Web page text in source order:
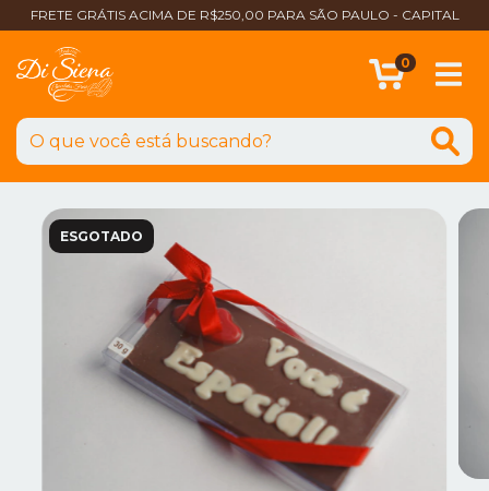
FRETE GRÁTIS ACIMA DE R$250,00 PARA SÃO PAULO - CAPITAL
0
ESGOTADO